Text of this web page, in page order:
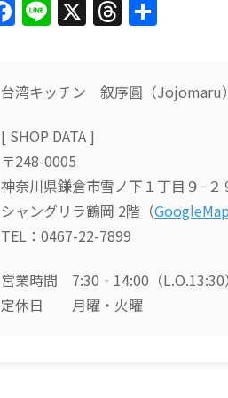
F
e
b
o
o
k
Li X T
a
台湾キッチン 叙序圓（Jojomaru）
[ SHOP DATA ]
〒248-0005
神奈川県鎌倉市雪ノ下１丁目９−２
シャングリラ鶴岡 2階（
TEL：0467-22-7899
営業時間 7:30‐14:00（L.O.13:30）
定休日 月曜・火曜